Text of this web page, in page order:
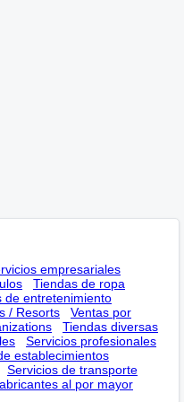
empresariales
Tiendas de ropa
de entretenimiento
/ Resorts
Ventas por
Tiendas diversas
Servicios profesionales
establecimientos
Servicios de transporte
al por mayor